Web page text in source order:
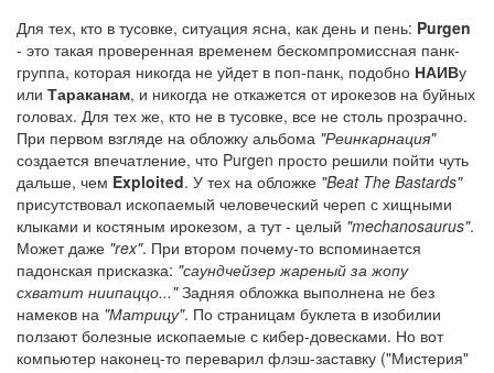
Для тех, кто в тусовке, ситуация ясна, как день и пень: Purgen
- это такая проверенная временем бескомпромиссная панк-
группа, которая никогда не уйдет в поп-панк, подобно НАИВу
или Тараканам, и никогда не откажется от ирокезов на буйных
головах. Для тех же, кто не в тусовке, все не столь прозрачно.
При первом взгляде на обложку альбома "Реинкарнация"
создается впечатление, что Purgen просто решили пойти чуть
дальше, чем Exploited. У тех на обложке "Beat The Bastards"
присутствовал ископаемый человеческий череп с хищными
клыками и костяным ирокезом, а тут - целый "mechanosaurus".
Может даже "rex". При втором почему-то вспоминается
падонская присказка: "саундчейзер жареный за жопу
схватит ниипаццо..."Задняя обложка выполнена не без
намеков на "Матрицу". По страницам буклета в изобилии
ползают болезные ископаемые с кибер-довесками. Но вот
компьютер наконец-то переварил флэш-заставку ("Мистерия"